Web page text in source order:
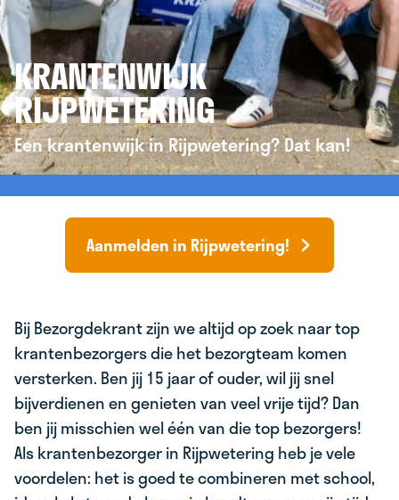
KRANTENWIJK
RIJPWETERING
Een krantenwijk in Rijpwetering? Dat kan!
Aanmelden in Rijpwetering!
Bij Bezorgdekrant zijn we altijd op zoek naar top
krantenbezorgers die het bezorgteam komen
versterken. Ben jij 15 jaar of ouder, wil jij snel
bijverdienen en genieten van veel vrije tijd? Dan
ben jij misschien wel één van die top bezorgers!
Als krantenbezorger in Rijpwetering heb je vele
voordelen: het is goed te combineren met school,